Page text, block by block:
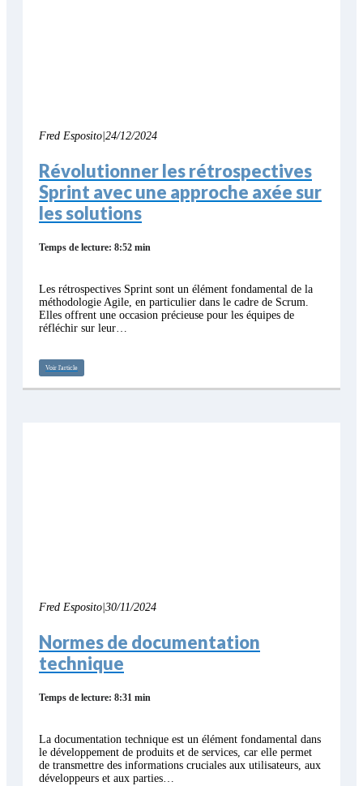
Fred Esposito 24/12/2024
Révolutionner les rétrospectives
Sprint avec une approche axée sur
les solutions
Temps de lecture: 8:52 min
Les rétrospectives Sprint sont un élément fondamental de la
méthodologie Agile, en particulier dans le cadre de Scrum.
Elles offrent une occasion précieuse pour les équipes de
réfléchir sur leur…
Voir l'article
Fred Esposito 30/11/2024
Normes de documentation
technique
Temps de lecture: 8:31 min
La documentation technique est un élément fondamental dans
le développement de produits et de services, car elle permet
de transmettre des informations cruciales aux utilisateurs, aux
développeurs et aux parties…